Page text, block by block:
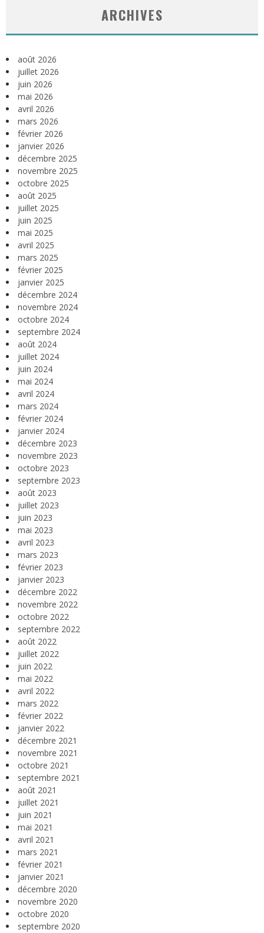
ARCHIVES
août 2026
juillet 2026
juin 2026
mai 2026
avril 2026
mars 2026
février 2026
janvier 2026
décembre 2025
novembre 2025
octobre 2025
août 2025
juillet 2025
juin 2025
mai 2025
avril 2025
mars 2025
février 2025
janvier 2025
décembre 2024
novembre 2024
octobre 2024
septembre 2024
août 2024
juillet 2024
juin 2024
mai 2024
avril 2024
mars 2024
février 2024
janvier 2024
décembre 2023
novembre 2023
octobre 2023
septembre 2023
août 2023
juillet 2023
juin 2023
mai 2023
avril 2023
mars 2023
février 2023
janvier 2023
décembre 2022
novembre 2022
octobre 2022
septembre 2022
août 2022
juillet 2022
juin 2022
mai 2022
avril 2022
mars 2022
février 2022
janvier 2022
décembre 2021
novembre 2021
octobre 2021
septembre 2021
août 2021
juillet 2021
juin 2021
mai 2021
avril 2021
mars 2021
février 2021
janvier 2021
décembre 2020
novembre 2020
octobre 2020
septembre 2020